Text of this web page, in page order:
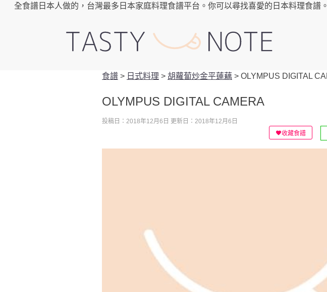
全食譜日本人做的，台灣最多日本家庭料理食譜平台。你可以尋找喜愛的日本料理食譜。
食譜 > 日式料理 > 胡蘿蔔炒金平蓮藕 > OLYMPUS DIGITAL
OLYMPUS DIGITAL CAMERA
投稿日：2018年12月6日 更新日：2018年12月6日
收藏食譜